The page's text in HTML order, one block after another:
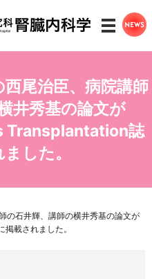
メニ
西尾治臣、病院講師
井秀基の論文が
Transplantation誌
した。
の石井輝、講師の横井秀基の論文が
載されました。